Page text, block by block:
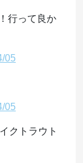
行って良か
クトラウト